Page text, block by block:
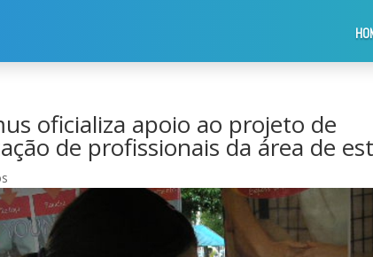
Damus oficializa apoio ao projeto de regulamentação de
oficializa apoio ao projeto de
de profissionais da área de